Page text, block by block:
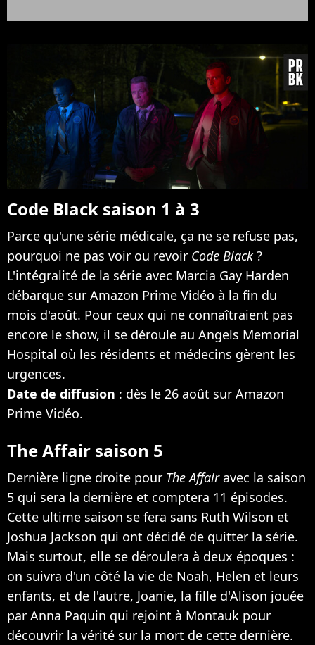
Code Black saison 1 à 3
Parce qu'une série médicale, ça ne se refuse pas,
pourquoi ne pas voir ou revoir Code Black?
L'intégralité de la série avec Marcia Gay Harden
débarque sur Amazon Prime Vidéo à la fin du
mois d'août. Pour ceux qui ne connaîtraient pas
encore le show, il se déroule au Angels Memorial
Hospital où les résidents et médecins gèrent les
urgences.
Date de diffusion : dès le 26 août sur Amazon
Prime Vidéo.
The Affair saison 5
Dernière ligne droite pour The Affairavec la saison
5 qui sera la dernière et comptera 11 épisodes.
Cette ultime saison se fera sans Ruth Wilson et
Joshua Jackson qui ont décidé de quitter la série.
Mais surtout, elle se déroulera à deux époques :
on suivra d'un côté la vie de Noah, Helen et leurs
enfants, et de l'autre, Joanie, la fille d'Alison jouée
par Anna Paquin qui rejoint à Montauk pour
découvrir la vérité sur la mort de cette dernière.